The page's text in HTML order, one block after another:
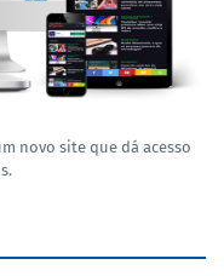
novo site que dá acesso